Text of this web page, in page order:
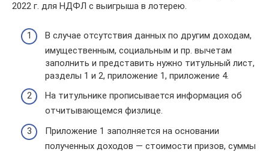
2022 г. для НДФЛ с выигрыша в лотерею.
В случае отсутствия данных по другим доходам,
имущественным, социальным и пр. вычетам
заполнить и представить нужно титульный лист,
разделы 1 и 2, приложение 1, приложение 4.
На титульнике прописывается информация об
отчитывающемся физлице.
Приложение 1 заполняется на основании
полученных доходов — стоимости призов, суммы